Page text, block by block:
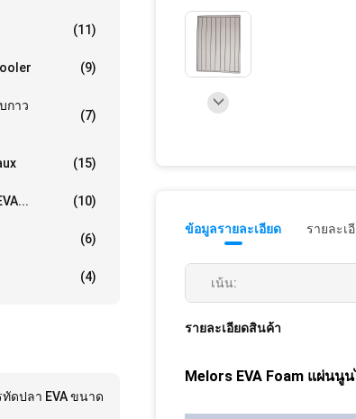
(11)
(9)
กาว
(7)
(15)
(10)
(6)
(4)
ดปลา EVA ขนาด
ข้อมูลรายละเอียด รายละเ
เน้น:
รายละเอียดสินค้า
Melors EVA Foam แผ่นนู